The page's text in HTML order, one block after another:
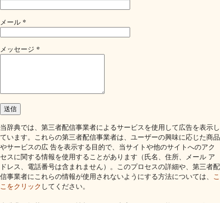
メール *
メッセージ *
当辞典では、第三者配信事業者によるサービスを使用して広告を表示し
ています。これらの第三者配信事業者は、ユーザーの興味に応じた商品
やサービスの広 告を表示する目的で、当サイトや他のサイトへのアク
セスに関する情報を使用することがあります（氏名、住所、メール ア
ドレス、電話番号は含まれません）。このプロセスの詳細や、第三者配
信事業者にこれらの情報が使用されないようにする方法については、
こ
こをクリック してください。